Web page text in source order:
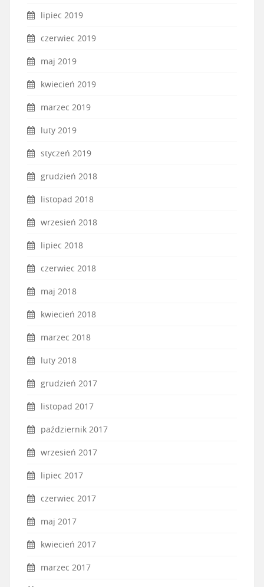
lipiec 2019
czerwiec 2019
maj 2019
kwiecień 2019
marzec 2019
luty 2019
styczeń 2019
grudzień 2018
listopad 2018
wrzesień 2018
lipiec 2018
czerwiec 2018
maj 2018
kwiecień 2018
marzec 2018
luty 2018
grudzień 2017
listopad 2017
październik 2017
wrzesień 2017
lipiec 2017
czerwiec 2017
maj 2017
kwiecień 2017
marzec 2017